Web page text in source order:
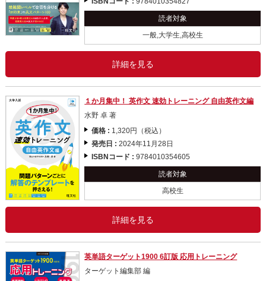
読者対象
一般,大学生,高校生
詳細を見る
１か月集中！ 英作文 速効トレーニング 自由英作文編
水野 卓 著
価格 : 1,320円（税込）
発売日 :2024年11月28日
ISBNコード :9784010354605
読者対象
高校生
詳細を見る
英単語ターゲット1900 6訂版 応用トレーニング
ターゲット編集部 編